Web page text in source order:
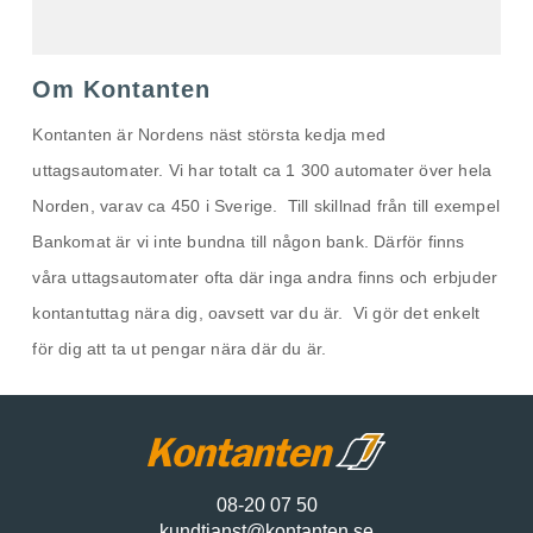
Om Kontanten
Kontanten är Nordens näst största kedja med
uttagsautomater. Vi har totalt ca 1 300 automater över hela
Norden, varav ca 450 i Sverige. Till skillnad från till exempel
Bankomat är vi inte bundna till någon bank. Därför finns
våra uttagsautomater ofta där inga andra finns och erbjuder
kontantuttag nära dig, oavsett var du är. Vi gör det enkelt
för dig att ta ut pengar nära där du är.
08-20 07 50